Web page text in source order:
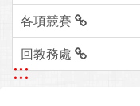
各項競賽
回教務處
:::